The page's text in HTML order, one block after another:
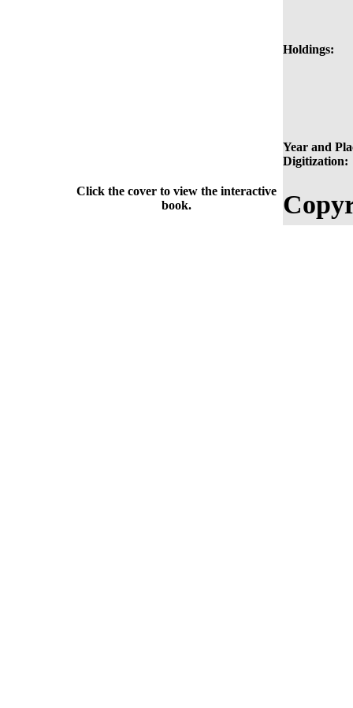
Holdings:
Year and
Digitization:
Click the cover to view the interactive
book.